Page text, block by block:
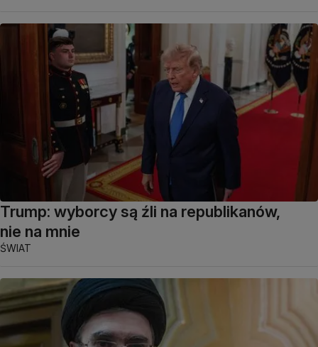
Trump: wyborcy są źli na republikanów,
nie na mnie
ŚWIAT